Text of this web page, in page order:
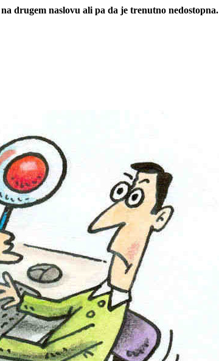
drugem naslovu ali pa da je trenutno nedostopna.